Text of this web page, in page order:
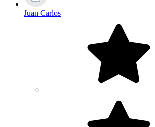
Juan Carlos